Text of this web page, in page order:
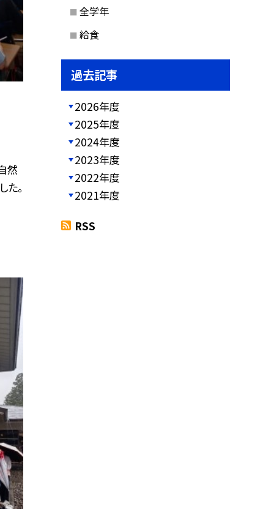
然
。
全学年
給食
過去記事
2026年度
2025年度
2024年度
2023年度
2022年度
2021年度
RSS